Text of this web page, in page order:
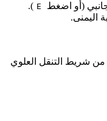
(أو اضغط E
).
شريط التنقل العلوي